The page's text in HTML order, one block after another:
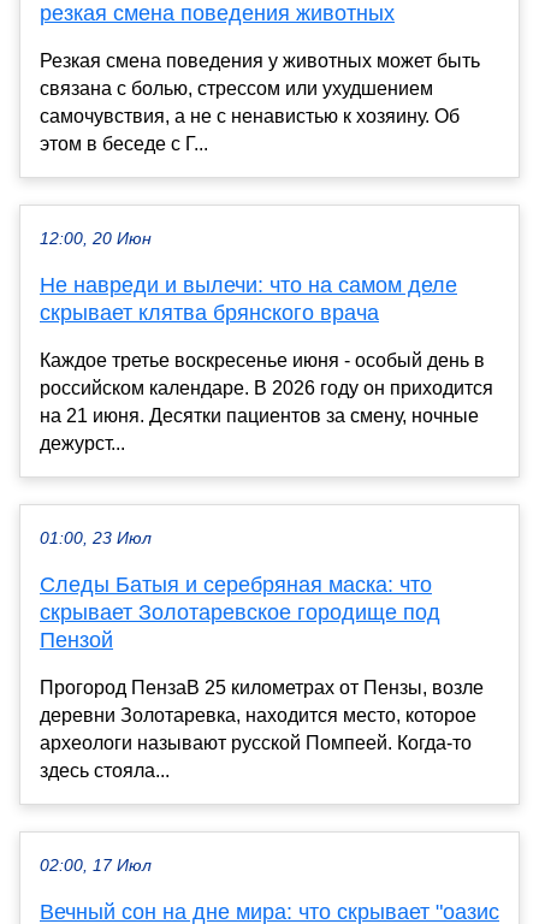
резкая смена поведения животных
Резкая смена поведения у животных может быть
связана с болью, стрессом или ухудшением
самочувствия, а не с ненавистью к хозяину. Об
этом в беседе с Г...
12:00, 20 Июн
Не навреди и вылечи: что на самом деле
скрывает клятва брянского врача
Каждое третье воскресенье июня - особый день в
российском календаре. В 2026 году он приходится
на 21 июня. Десятки пациентов за смену, ночные
дежурст...
01:00, 23 Июл
Следы Батыя и серебряная маска: что
скрывает Золотаревское городище под
Пензой
Прогород ПензаВ 25 километрах от Пензы, возле
деревни Золотаревка, находится место, которое
археологи называют русской Помпеей. Когда-то
здесь стояла...
02:00, 17 Июл
Вечный сон на дне мира: что скрывает "оазис